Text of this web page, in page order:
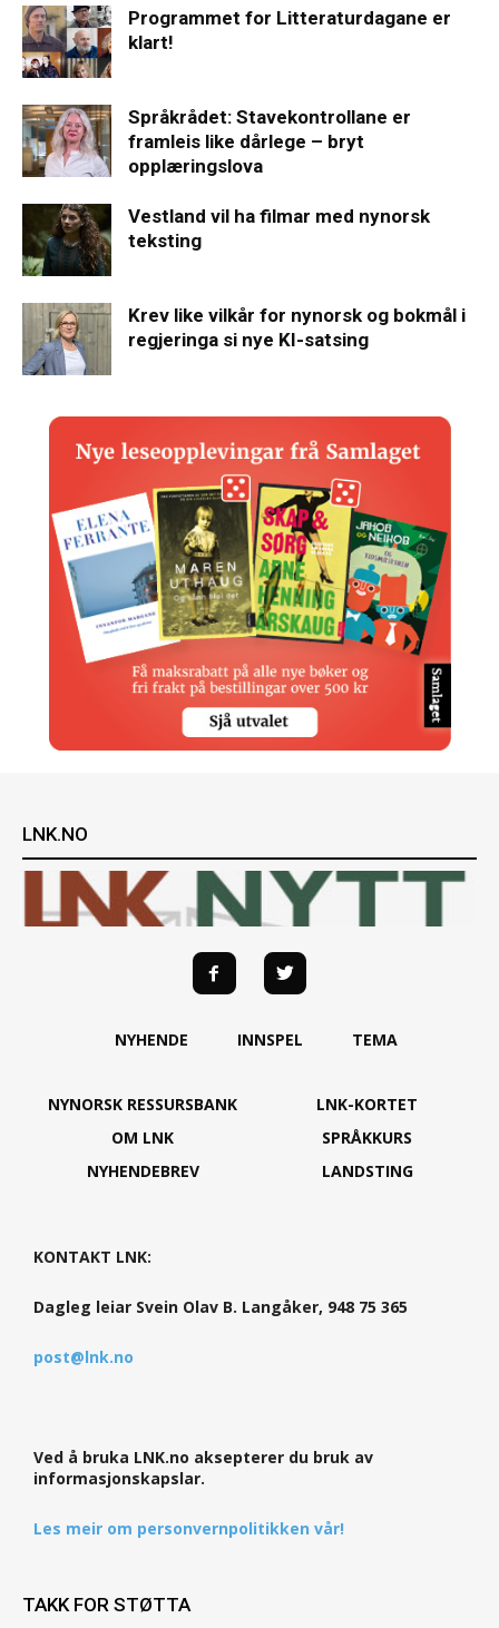
Programmet for Litteraturdagane er
klart!
Språkrådet: Stavekontrollane er
framleis like dårlege – bryt
opplæringslova
Vestland vil ha filmar med nynorsk
teksting
Krev like vilkår for nynorsk og bokmål i
regjeringa si nye KI-satsing
LNK.NO
NYHENDE INNSPEL TEMA
NYNORSK RESSURSBANK
OM LNK
NYHENDEBREV
LNK-KORTET
SPRÅKKURS
LANDSTING
KONTAKT LNK:
Dagleg leiar Svein Olav B. Langåker, 948 75 365
post@lnk.no
Ved å bruka LNK.no aksepterer du bruk av
informasjonskapslar.
Les meir om personvernpolitikken vår!
TAKK FOR STØTTA